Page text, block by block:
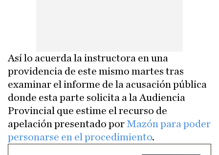
Así lo acuerda la instructora en una
providencia de este mismo martes tras
examinar el informe de la acusación pública
donde esta parte solicita a la Audiencia
Provincial que estime el recurso de
apelación presentado porMazón para poder
personarse en el procedimiento.